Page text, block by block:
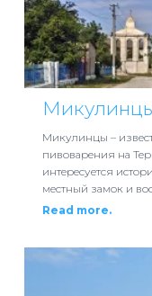
Микулинцы –
пивоварения на
интересуется
местный замок и
Read more.